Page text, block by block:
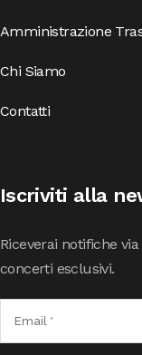
Amministrazione
Chi Siamo
Contatti
Iscriviti alla
Riceverai notifiche
concerti esclusivi.